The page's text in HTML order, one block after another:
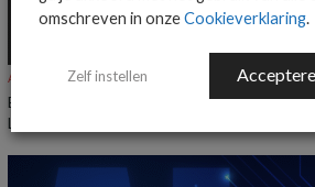
ALGEMEEN IT NIEUWS NIEUWS
Everpure benoemt Craig Robertson tot
LatAm
omschreven in onzeCookieverklaring.
Zelf instellen